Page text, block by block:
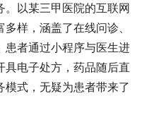
。以某三甲医院的互联网
样，涵盖了在线问诊、
患者通过小程序与医生进
具电子处方，药品随后直
式，无疑为患者带来了